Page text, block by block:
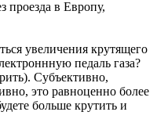
проезда в Европу,
увеличения крутящего
педаль газа?
Субъективно,
это равноценно более
больше крутить и